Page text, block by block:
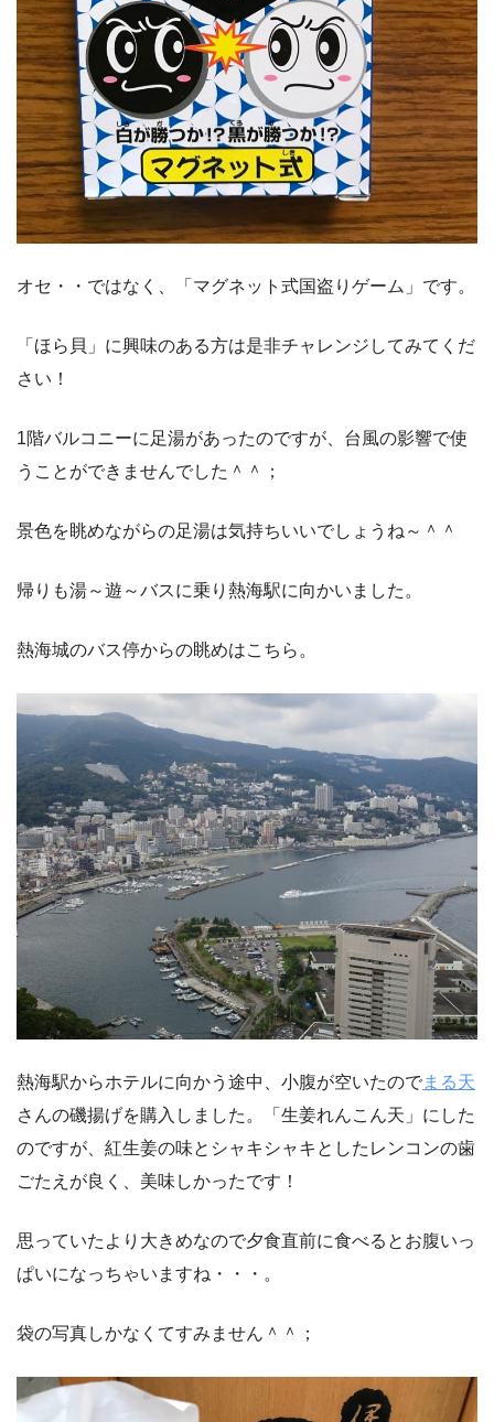
オセ・・ではなく、「マグネット式国盗りゲーム」です。
「ほら貝」に興味のある方は是非チャレンジしてみてくだ
さい！
1階バルコニーに足湯があったのですが、台風の影響で使
うことができませんでした＾＾；
景色を眺めながらの足湯は気持ちいいでしょうね～＾＾
帰りも湯～遊～バスに乗り熱海駅に向かいました。
熱海城のバス停からの眺めはこちら。
熱海駅からホテルに向かう途中、小腹が空いたのでまる天
さんの磯揚げを購入しました。「生姜れんこん天」にした
のですが、紅生姜の味とシャキシャキとしたレンコンの歯
ごたえが良く、美味しかったです！
思っていたより大きめなので夕食直前に食べるとお腹いっ
ぱいになっちゃいますね・・・。
袋の写真しかなくてすみません＾＾；